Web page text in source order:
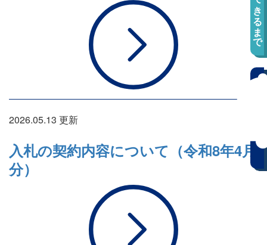
2026.05.13 更新
入札の契約内容について（令和8年4月
分）